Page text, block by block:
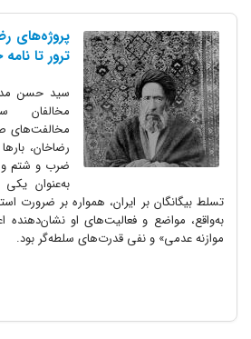
پروژه‌های
ترور تا نامه
سید حسن
مخالفان
مخالفت‌های
رضاخان،
ضرب و شتم و
به‌عنوان یکی
تسلط بیگانگان بر ایران، همواره بر ضرورت
به‌واقع، مواضع و فعالیت‌های او نشان‌دهنده
موازنه عدمی» و نفی قدرت‌های سلطه‌گر بود.